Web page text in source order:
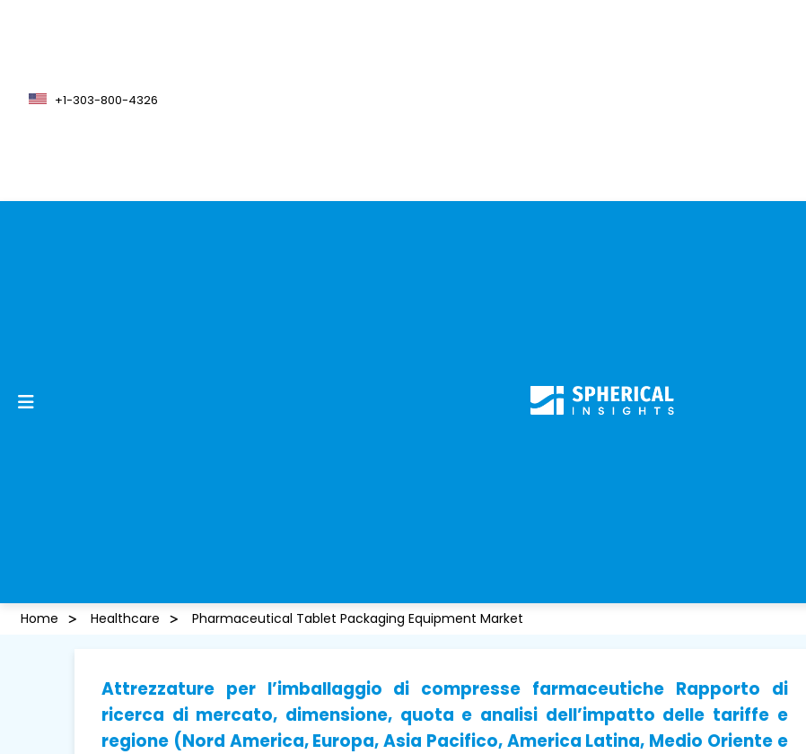
+1-303-800-4326
Home Healthcare Pharmaceutical Tablet Packaging Equipment Market
Attrezzature per l’imballaggio di compresse farmaceutiche Rapporto di
ricerca di mercato, dimensione, quota e analisi dell’impatto delle tariffe e
regione (Nord America, Europa, Asia Pacifico, America Latina, Medio Oriente e